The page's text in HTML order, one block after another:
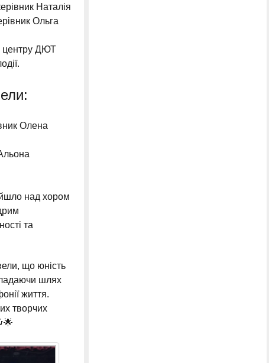
Наталія
Ольга
центру ДЮТ
Олена
над хором
та
що юність
шлях
життя.
творчих